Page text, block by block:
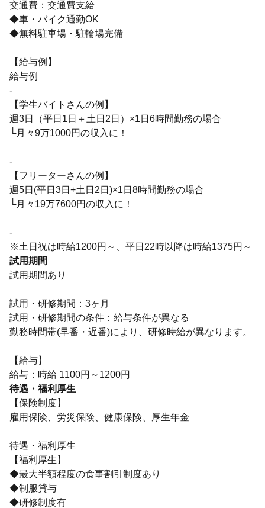
交通費：交通費支給
◆車・バイク通勤OK
◆無料駐車場・駐輪場完備
【給与例】
給与例
-
【学生バイトさんの例】
週3日（平日1日＋土日2日）×1日6時間勤務の場合
└月々9万1000円の収入に！
-
【フリーターさんの例】
週5日(平日3日+土日2日)×1日8時間勤務の場合
└月々19万7600円の収入に！
-
※土日祝は時給1200円～、平日22時以降は時給1375円～
試用期間
試用期間あり
試用・研修期間：3ヶ月
試用・研修期間の条件：給与条件が異なる
勤務時間帯(早番・遅番)により、研修時給が異なります。
【給与】
待遇・福利厚生
【保険制度】
雇用保険、労災保険、健康保険、厚生年金
待遇・福利厚生
【福利厚生】
◆最大半額程度の食事割引制度あり
◆制服貸与
◆研修制度有